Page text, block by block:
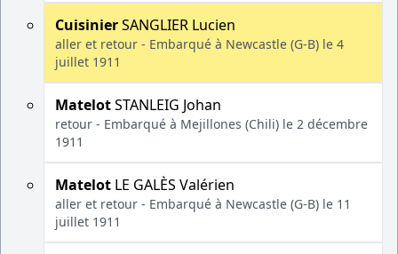
CuisinierSANGLIER Lucien
aller et retour - Embarqué à Newcastle (G-B) le 4
juillet 1911
MatelotSTANLEIG Johan
retour - Embarqué à Mejillones (Chili) le 2 décembre
1911
Matelot LE GALÈS Valérien
aller et retour - Embarqué à Newcastle (G-B) le 11
juillet 1911